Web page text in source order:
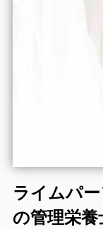
ライムパ
の管理栄